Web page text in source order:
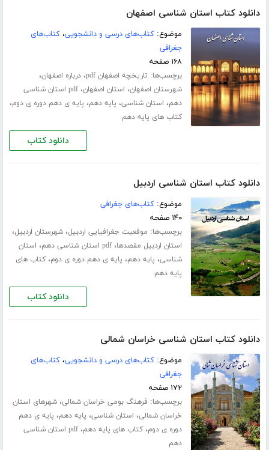
دانلود کتاب استان شناسی اصفهان
موضوع:کتاب‌های درسی و دانشجویی،کتاب‌های
جغرافی
۱۶۸ صفحه
برچسب‌ها: تاریخچه اصفهان pdf ،درباره اصفهان،
شهرستان اصفهان، استان اصفهان،
pdf استان شناسی
دهم، استان شناسی، پایه دهم، پایه ی دهم دوره ی دوم،
کتاب های پایه دهم
دانلود کتاب
دانلود کتاب استان شناسی اردبیل
موضوع:کتاب‌های جغرافی
۱۴۰ صفحه
برچسب‌ها: موقعیت جغرافیایی اردبیل،شهرستان اردبیل،
استان اردبیل مقصدها،pdf استان شناسی دهم ، استان
شناسی، پایه دهم، پایه ی دهم دوره ی دوم،کتاب های
پایه دهم
دانلود کتاب
دانلود کتاب استان شناسی خراسان شمالی
موضوع:کتاب‌های درسی و دانشجویی،کتاب‌های
جغرافی
۱۷۲ صفحه
برچسب‌ها: فرهنگ بومی خراسان شمالی،شهرهای استان
خراسان شمالی، استان شناسی، پایه دهم، پایه ی دهم
دوره ی دوم،کتاب های پایه دهم،
pdf استان شناسی
دهم